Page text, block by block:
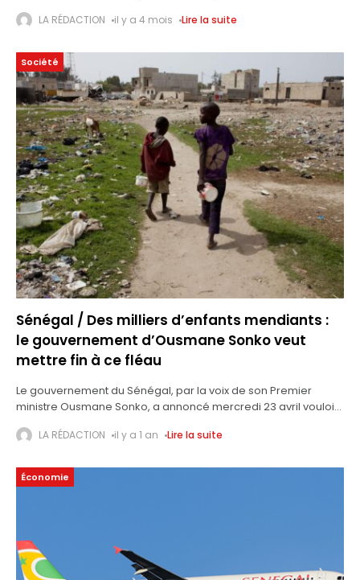
le paysLA RÉDACTION il y a 4 mois Lire la suite
Société
Sénégal / Des milliers d’enfants mendiants :
le gouvernement d’Ousmane Sonko veut
mettre fin à ce fléau
Le gouvernement du Sénégal, par la voix de son Premier
ministre Ousmane Sonko, a annoncé mercredi 23 avril vouloir
LA RÉDACTION il y a 1 an Lire la suite
Économie